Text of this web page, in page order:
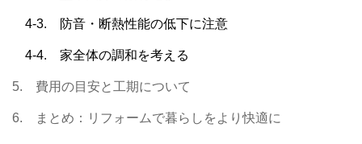
4-3. 防音・断熱性能の低下に注意
4-4. 家全体の調和を考える
5. 費用の目安と工期について
6. まとめ：リフォームで暮らしをより快適に